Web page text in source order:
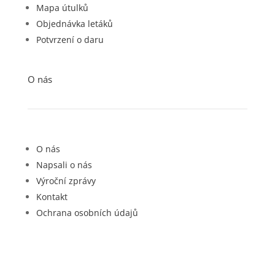
Mapa útulků
Objednávka letáků
Potvrzení o daru
O nás
O nás
Napsali o nás
Výroční zprávy
Kontakt
Ochrana osobních údajů